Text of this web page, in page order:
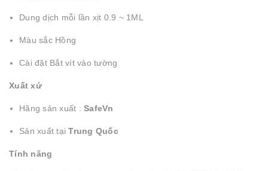
Dung dịch mỗi lần xịt 0.9 ~ 1ML
Màu sắc Hồng
Cài đặt Bắt vít vào tường
Xuất xứ
Hãng sản xuất : SafeVn
Sản xuất tạiTrung Quốc
Tính năng